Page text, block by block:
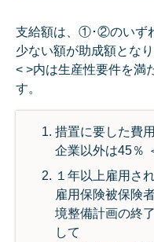
支給額は、①･②のいず
少ない額が助成額となり
< >内は生産性要件を満
す。
措置に要した費
企業以外は45％
１年以上雇用さ
雇用保険被保険
境整備計画の終
して